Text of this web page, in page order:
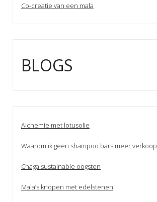
Co-creatie van een mala
BLOGS
Alchemie met lotusolie
Waarom ik geen shampoo bars meer verkoop
Chaga sustainable oogsten
Mala’s knopen met edelstenen